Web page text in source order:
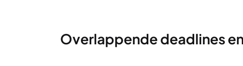
Overlappende deadlines